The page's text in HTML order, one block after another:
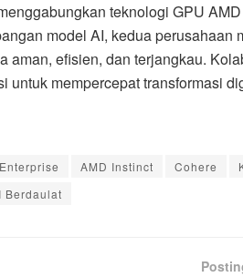
teknologi GPU
model AI, kedua
aman, efisien, dan terjangkau.
untuk mempercepat transformasi
AMD Instinct Cohere
Berdaulat